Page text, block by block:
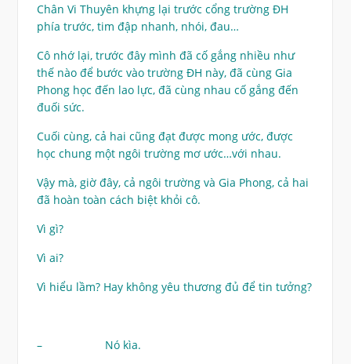
Chân Vi Thuyên khựng lại trước cổng trường ĐH
phía trước, tim đập nhanh, nhói, đau…
Cô nhớ lại, trước đây mình đã cố gắng nhiều như
thế nào để bước vào trường ĐH này, đã cùng Gia
Phong học đến lao lực, đã cùng nhau cố gắng đến
đuối sức.
Cuối cùng, cả hai cũng đạt được mong ước, được
học chung một ngôi trường mơ ước…với nhau.
Vậy mà, giờ đây, cả ngôi trường và Gia Phong, cả hai
đã hoàn toàn cách biệt khỏi cô.
Vì gì?
Vì ai?
Vì hiểu lầm? Hay không yêu thương đủ để tin tưởng?
– Nó kìa.